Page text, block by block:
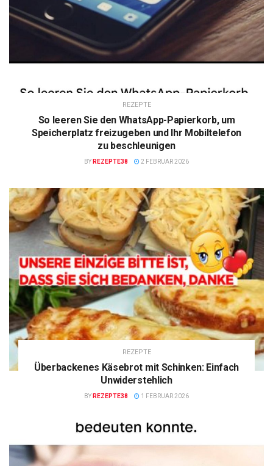
REZEPTE
So leeren Sie den WhatsApp-Papierkorb, um
Speicherplatz freizugeben und Ihr Mobiltelefon
zu beschleunigen
BY REZEPTE38 2 FEBRUAR 2026
REZEPTE
Überbackenes Käsebrot mit Schinken: Einfach
Unwiderstehlich
BY REZEPTE38 1 FEBRUAR 2026